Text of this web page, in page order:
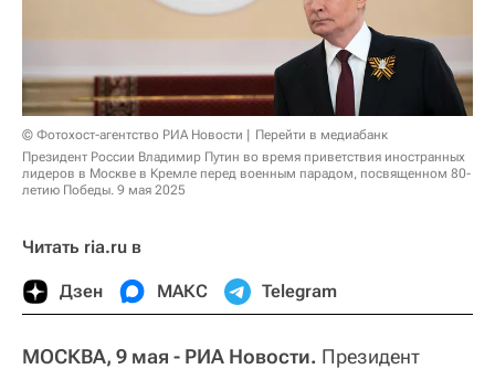
© Фотохост-агентство РИА Новости
Перейти в медиабанк
Президент России Владимир Путин во время приветствия иностранных
лидеров в Москве в Кремле перед военным парадом, посвященном 80-
летию Победы. 9 мая 2025
Читать ria.ru в
Дзен МАКС Telegram
МОСКВА, 9 мая - РИА Новости. Президент